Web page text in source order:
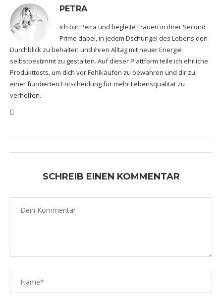
PETRA
Ich bin Petra und begleite Frauen in ihrer Second
Prime dabei, in jedem Dschungel des Lebens den
Durchblick zu behalten und ihren Alltag mit neuer Energie
selbstbestimmt zu gestalten. Auf dieser Plattform teile ich ehrliche
Produkttests, um dich vor Fehlkäufen zu bewahren und dir zu
einer fundierten Entscheidung für mehr Lebensqualität zu
verhelfen.
SCHREIB EINEN KOMMENTAR